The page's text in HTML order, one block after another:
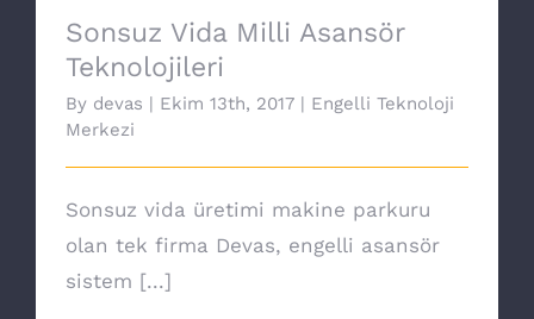
Sonsuz Vida Milli Asansör
Teknolojileri
By devas | Ekim 13th, 2017 | Engelli Teknoloji
Merkezi
Sonsuz vida üretimi makine parkuru
olan tek firma Devas, engelli asansör
sistem [...]